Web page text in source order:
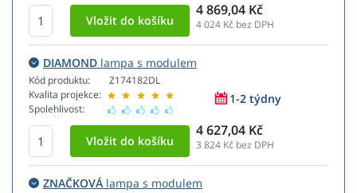
4 869,04 Kč
4 024 Kč bez DPH
DIAMOND lampa s modulem
Kód produktu:
Kvalita projekce:
Spolehlivost:
Z174182DL
1-2 týdny
4 627,04 Kč
3 824 Kč bez DPH
ZNAČKOVÁ lampa s modulem